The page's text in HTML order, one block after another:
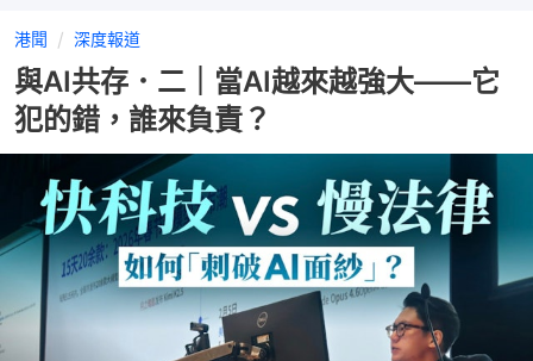
港聞 深度報道
與AI共存．二｜當AI越來越強大——它
犯的錯，誰來負責？